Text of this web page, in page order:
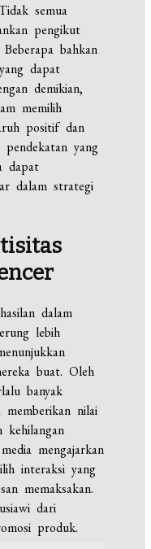
semua
pengikut
bahkan
dapat
demikian,
memilih
positif dan
yang
dapat
dalam strategi
dalam
lebih
buat. Oleh
banyak
nilai
kehilangan
mengajarkan
interaksi yang
memaksakan.
dari
produk.